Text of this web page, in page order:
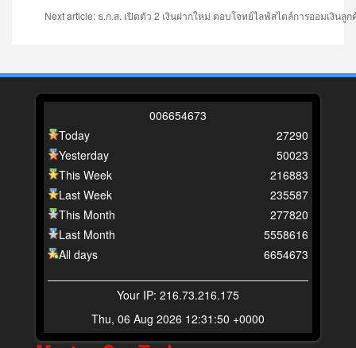
Next article: ธ.ก.ส. เปิดตัว 2 เงินฝากใหม่ ตอบโจทย์ไลฟ์สไตล์การออมเงิน
006654673
Today
Yesterday
This Week
Last Week
This Month
Last Month
All days
27290
50023
216883
235587
277820
5558616
6654673
Your IP: 216.73.216.175
Thu, 06 Aug 2026 12:31:50 +0000